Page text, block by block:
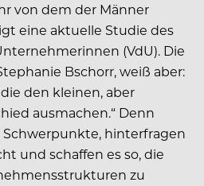
von dem der Männer
eine aktuelle Studie des
(VdU). Die
Bschorr, weiß aber:
den kleinen, aber
ausmachen.“ Denn
Schwerpunkte, hinterfragen
und schaffen es so, die
zu